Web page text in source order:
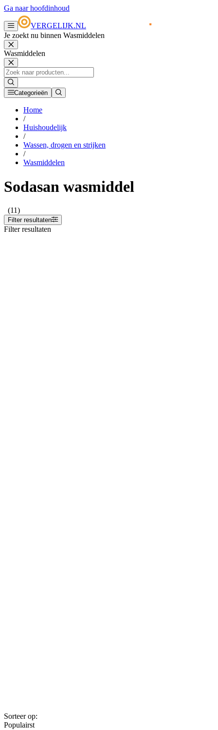
Ga naar hoofdinhoud
VERGELIJK.NL
Je zoekt nu binnen Wasmiddelen
Wasmiddelen
Categorieën
Home
/
Huishoudelijk
/
Wassen, drogen en strijken
/
Wasmiddelen
Sodasan wasmiddel
(11)
Filter resultaten
Filter resultaten
Sorteer op:
Populairst